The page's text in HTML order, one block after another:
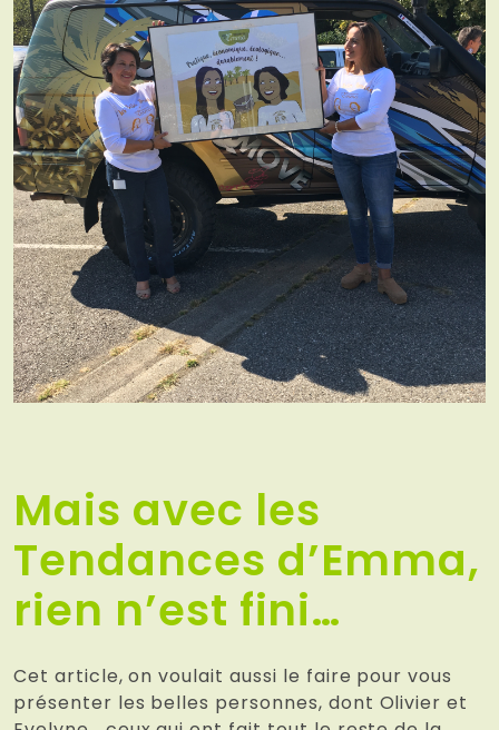
Mais avec les
Tendances d’Emma,
rien n’est fini…
Cet article, on voulait aussi le faire pour vous
présenter les belles personnes, dont Olivier et